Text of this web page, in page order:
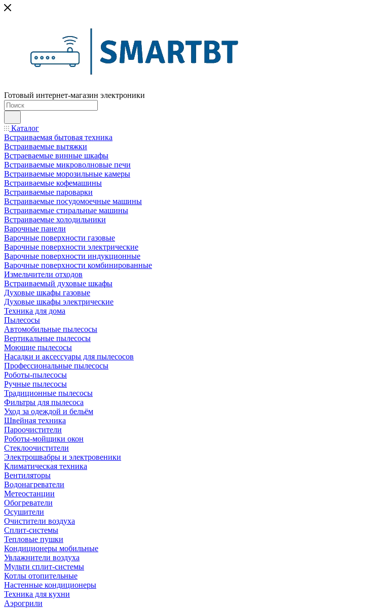
Готовый интернет-магазин электроники
Каталог
Встраиваемая бытовая техника
Встраиваемые вытяжки
Встраеваемые винные шкафы
Встраиваемые микроволновые печи
Встраиваемые морозильные камеры
Встраиваемые кофемашины
Встраиваемые пароварки
Встраиваемые посудомоечные машины
Встраиваемые стиральные машины
Встраиваемые холодильники
Варочные панели
Варочные поверхности газовые
Варочные поверхности электрические
Варочные поверхности индукционные
Варочные поверхности комбинированные
Измельчители отходов
Встраиваемый духовые шкафы
Духовые шкафы газовые
Духовые шкафы электрические
Техника для дома
Пылесосы
Автомобильные пылесосы
Вертикальные пылесосы
Моющие пылесосы
Насадки и аксессуары для пылесосов
Профессиональные пылесосы
Роботы-пылесосы
Ручные пылесосы
Традиционные пылесосы
Фильтры для пылесоса
Уход за одеждой и бельём
Швейная техника
Пароочистители
Роботы-мойщики окон
Стеклоочистители
Электрошвабры и электровеники
Климатическая техника
Вентиляторы
Водонагреватели
Метеостанции
Обогреватели
Осушители
Очистители воздуха
Сплит-системы
Тепловые пушки
Кондиционеры мобильные
Увлажнители воздуха
Мульти сплит-системы
Котлы отопительные
Настенные кондиционеры
Техника для кухни
Аэрогрили